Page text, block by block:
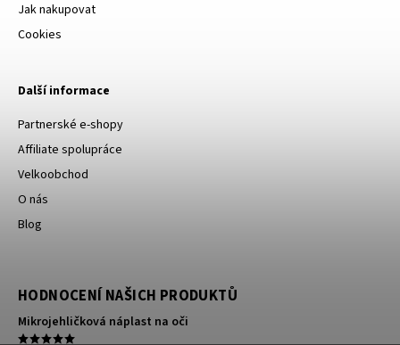
Jak nakupovat
Cookies
Další informace
Partnerské e-shopy
Affiliate spolupráce
Velkoobchod
O nás
Blog
HODNOCENÍ NAŠICH PRODUKTŮ
Mikrojehličková náplast na oči